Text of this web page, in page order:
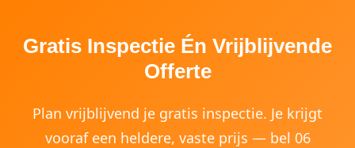
Gratis Inspectie Én Vrijblijvende
Offerte
Plan vrijblijvend je gratis inspectie. Je krijgt
vooraf een heldere, vaste prijs — bel 06